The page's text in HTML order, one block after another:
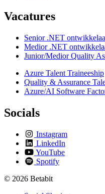
Vacatures
Senior .NET
Medior .NET
Junior/Medior Quality
Azure Talent Traineeship
Quality & Assurance
Azure/AI Software
Socials
Instagram
LinkedIn
YouTube
Spotify
© 2026 Betabit